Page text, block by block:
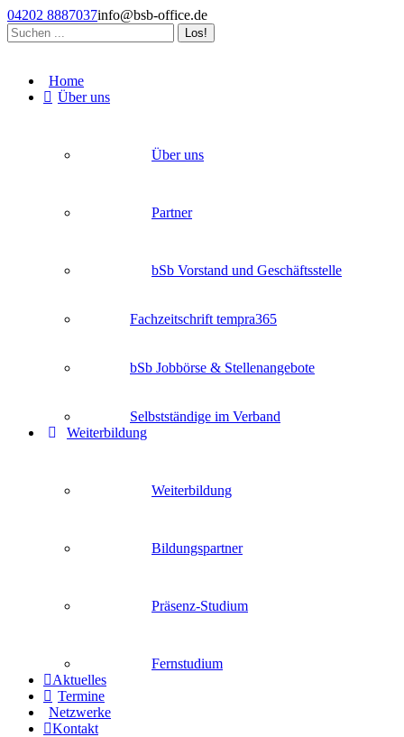
Zum
Inhalt
springen
04202 8887037info@bsb-office.de
Search:
opens
opens
opens
Home
Über uns
Über uns
Partner
bSb Vorstand und Geschäftsstelle
Fachzeitschrift tempra365
bSb Jobbörse & Stellenangebote
Selbstständige im Verband
Weiterbildung
Weiterbildung
Bildungspartner
Präsenz-Studium
Fernstudium
Aktuelles
Termine
Netzwerke
Kontakt